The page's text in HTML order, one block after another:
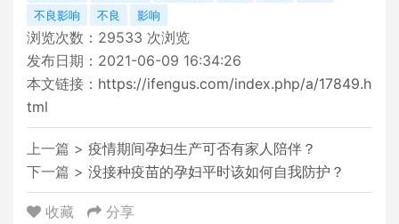
不良影响
不良 影响
浏览次数： 29533 次浏览
发布日期：2021-06-09 16:34:26
本文链接： https://ifengus.com/index.php/a/17849.h
tml
上一篇 > 疫情期间孕妇生产可否有家人陪伴？
下一篇 > 没接种疫苗的孕妇平时该如何自我防护？
收藏 分享